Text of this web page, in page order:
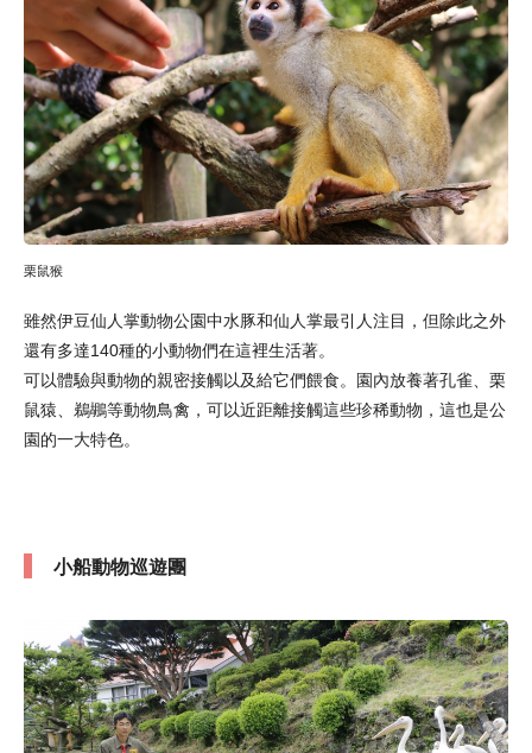
栗鼠猴
雖然伊豆仙人掌動物公園中水豚和仙人掌最引人注目，但除此之外
還有多達140種的小動物們在這裡生活著。
可以體驗與動物的親密接觸以及給它們餵食。園內放養著孔雀、栗
鼠猿、鵜鶘等動物鳥禽，可以近距離接觸這些珍稀動物，這也是公
園的一大特色。
小船動物巡遊團